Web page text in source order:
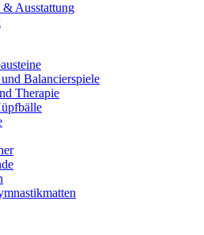
Ausstattung
Balancierspiele
Therapie